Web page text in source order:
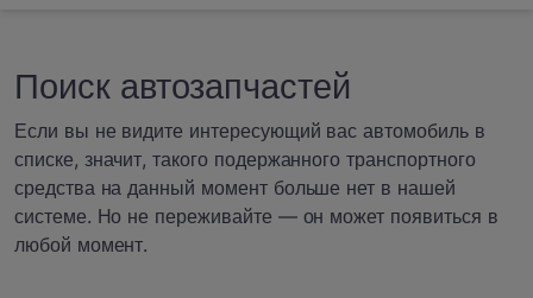
Поиск автозапчастей
Если вы не видите интересующий вас автомобиль в
списке, значит, такого подержанного транспортного
средства на данный момент больше нет в нашей
системе. Но не переживайте — он может появиться в
любой момент.